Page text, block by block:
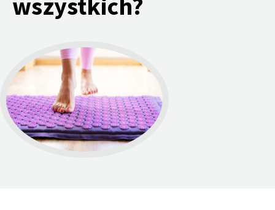
wszystkich?